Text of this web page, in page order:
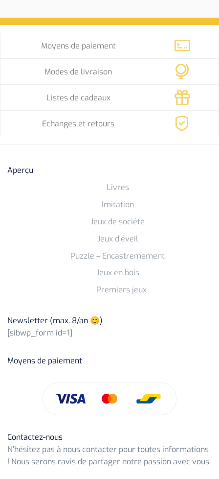
Moyens de paiement
Modes de livraison
Listes de cadeaux
Echanges et retours
Aperçu
Livres
Imitation
Jeux de société
Jeux d’éveil
Puzzle – Encastremement
Jeux en bois
Premiers jeux
Newsletter (max. 8/an 😊)
[sibwp_form id=1]
Moyens de paiement
Contactez-nous
N’hésitez pas à nous contacter pour toutes informations
! Nous serons ravis de partager notre passion avec vous.